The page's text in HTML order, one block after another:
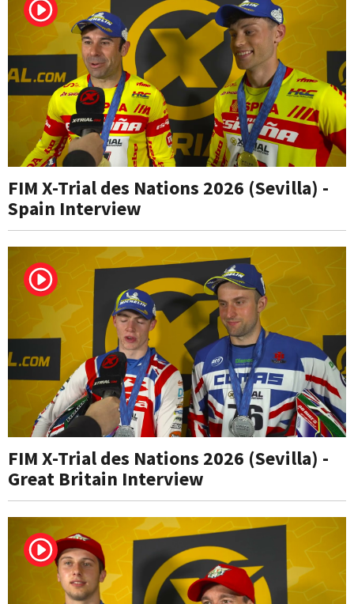
FIM X-Trial des Nations 2026 (Sevilla) -
Spain Interview
FIM X-Trial des Nations 2026 (Sevilla) -
Great Britain Interview